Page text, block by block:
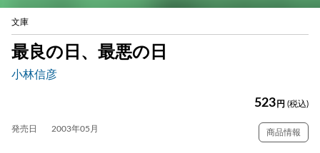
文庫
最良の日、最悪の日
小林信彦
523 円 (税込)
発売日 2003年05月 商品情報